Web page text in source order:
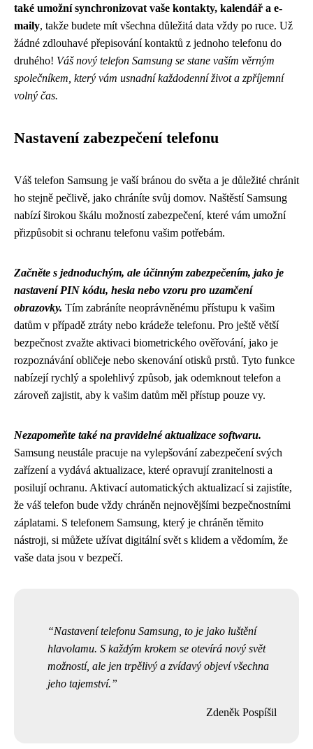
také umožní synchronizovat vaše kontakty, kalendář a e-
maily, takže budete mít všechna důležitá data vždy po ruce. Už
žádné zdlouhavé přepisování kontaktů z jednoho telefonu do
druhého! Váš nový telefon Samsung se stane vaším věrným
společníkem, který vám usnadní každodenní život a zpříjemní
volný čas.
Nastavení zabezpečení telefonu
Váš telefon Samsung je vaší bránou do světa a je důležité chránit
ho stejně pečlivě, jako chráníte svůj domov. Naštěstí Samsung
nabízí širokou škálu možností zabezpečení, které vám umožní
přizpůsobit si ochranu telefonu vašim potřebám.
Začněte s jednoduchým, ale účinným zabezpečením, jako je
nastavení PIN kódu, hesla nebo vzoru pro uzamčení
obrazovky. Tím zabráníte neoprávněnému přístupu k vašim
datům v případě ztráty nebo krádeže telefonu. Pro ještě větší
bezpečnost zvažte aktivaci biometrického ověřování, jako je
rozpoznávání obličeje nebo skenování otisků prstů. Tyto funkce
nabízejí rychlý a spolehlivý způsob, jak odemknout telefon a
zároveň zajistit, aby k vašim datům měl přístup pouze vy.
Nezapomeňte také na pravidelné aktualizace softwaru.
Samsung neustále pracuje na vylepšování zabezpečení svých
zařízení a vydává aktualizace, které opravují zranitelnosti a
posilují ochranu. Aktivací automatických aktualizací si zajistíte,
že váš telefon bude vždy chráněn nejnovějšími bezpečnostními
záplatami. S telefonem Samsung, který je chráněn těmito
nástroji, si můžete užívat digitální svět s klidem a vědomím, že
vaše data jsou v bezpečí.
Nastavení telefonu Samsung, to je jako luštění
hlavolamu. S každým krokem se otevírá nový svět
možností, ale jen trpělivý a zvídavý objeví všechna
jeho tajemství.
Zdeněk Pospíšil